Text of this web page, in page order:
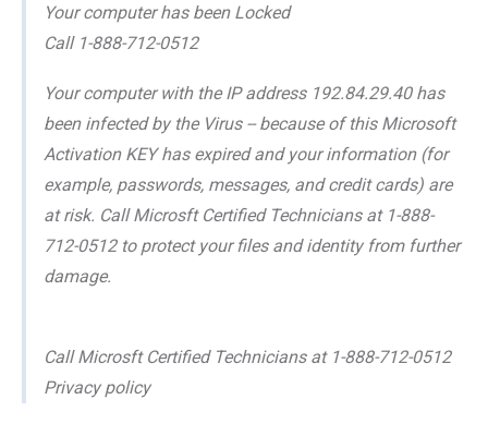
Your computer has been Locked
Call 1-888-712-0512
Your computer with the IP address 192.84.29.40 has
been infected by the Virus -- because of this Microsoft
Activation KEY has expired and your information (for
example, passwords, messages, and credit cards) are
at risk. Call Microsft Certified Technicians at 1-888-
712-0512 to protect your files and identity from further
damage.
Call Microsft Certified Technicians at 1-888-712-0512
Privacy policy